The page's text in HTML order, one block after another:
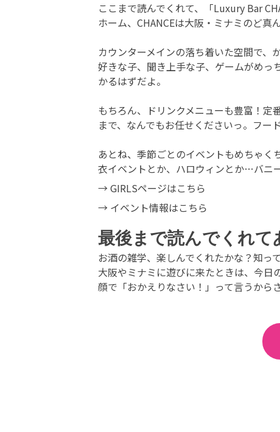
ここまで読んでくれて、「Luxury Bar
ホーム、CHANCEは大阪・ミナミのど真
カウンターメインの落ち着いた空間で、
好きな子、聞き上手な子、ゲームがめ
かるはずだよ。
もちろん、ドリンクメニューも豊富！
まで、なんでもお任せくださいっ。フー
あとね、季節ごとのイベントもめちゃく
衣イベントとか、ハロウィンとか…バニ
→GIRLSページはこちら
→ イベント情報はこちら
最後まで読んでくれて
お酒の雑学、楽しんでくれたかな？知っ
大阪やミナミに遊びに来たときは、今日
顔で「おかえりなさい！」って言うから